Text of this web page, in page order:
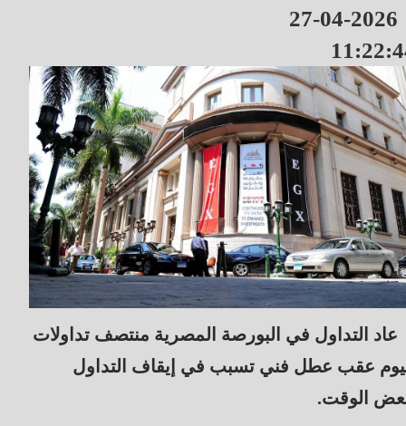
2026-04-27
عاد التداول في البورصة المصرية منتصف تداولات
عقب عطل فني تسبب في إيقاف التداول
الوقت.